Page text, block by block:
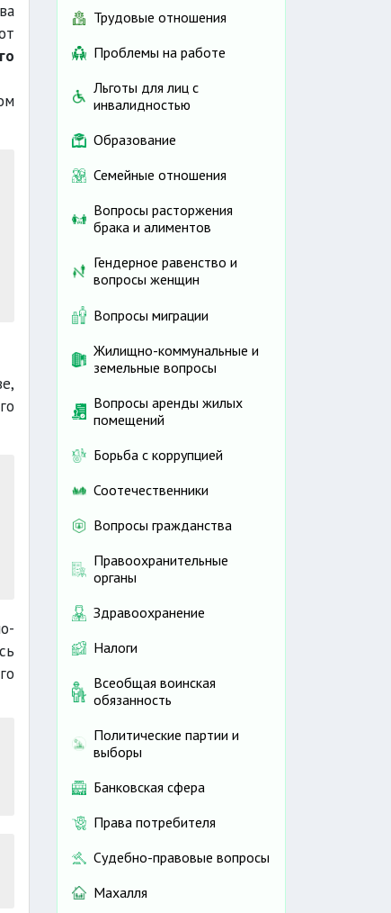
Трудовые отношения
Проблемы на работе
Льготы для лиц с
инвалидностью
Образование
Семейные отношения
Вопросы расторжения
брака и алиментов
Гендерное равенство и
вопросы женщин
Вопросы миграции
Жилищно-коммунальные и
земельные вопросы
Вопросы аренды жилых
помещений
Борьба с коррупцией
Соотечественники
Вопросы гражданства
Правоохранительные
органы
Здравоохранение
Налоги
Всеобщая воинская
обязанность
Политические партии и
выборы
Банковская сфера
Права потребителя
Судебно-правовые вопросы
Махалля